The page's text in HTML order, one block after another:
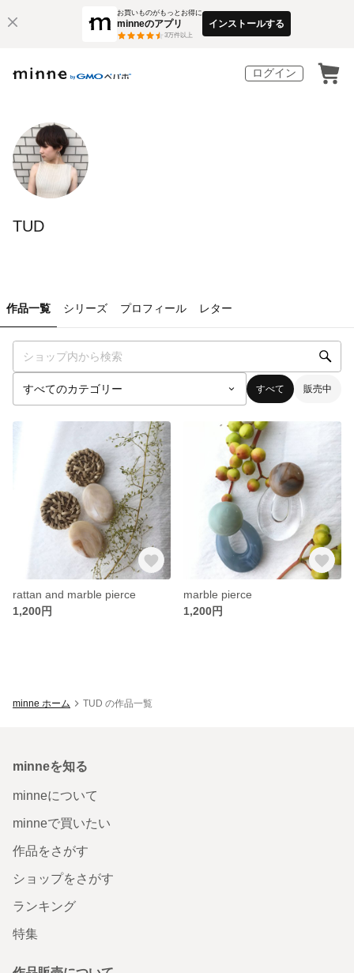
お買いものがもっとお得に
minneのアプリ
3万件以上
インストールする
ログイン
TUD
作品一覧 シリーズ プロフィール レター
すべて 販売中
rattan and marble pierce
1,200円
marble pierce
1,200円
minne ホーム TUD の作品一覧
minneを知る
minneについて
minneで買いたい
作品をさがす
ショップをさがす
ランキング
特集